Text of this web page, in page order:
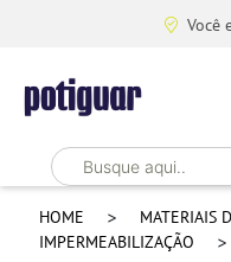
Você
HOME
MATERIAIS
IMPERMEABILIZAÇÃO